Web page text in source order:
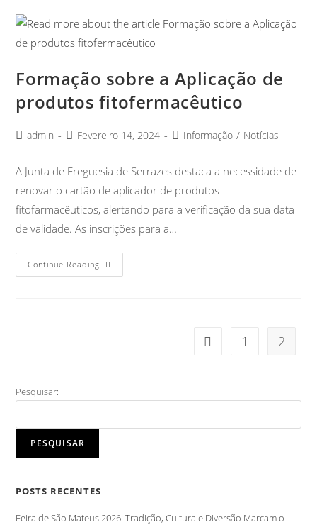
Formação sobre a Aplicação de
produtos fitofermacêutico
admin Fevereiro 14, 2024 Informação / Notícias
A Junta de Freguesia de Serrazes destaca a necessidade de
renovar o cartão de aplicador de produtos
fitofarmacêuticos, alertando para a verificação da sua data
de validade. As inscrições para a…
Continue Reading
1 2
Pesquisar:
PESQUISAR
POSTS RECENTES
Feira de São Mateus 2026: Tradição, Cultura e Diversão Marcam o